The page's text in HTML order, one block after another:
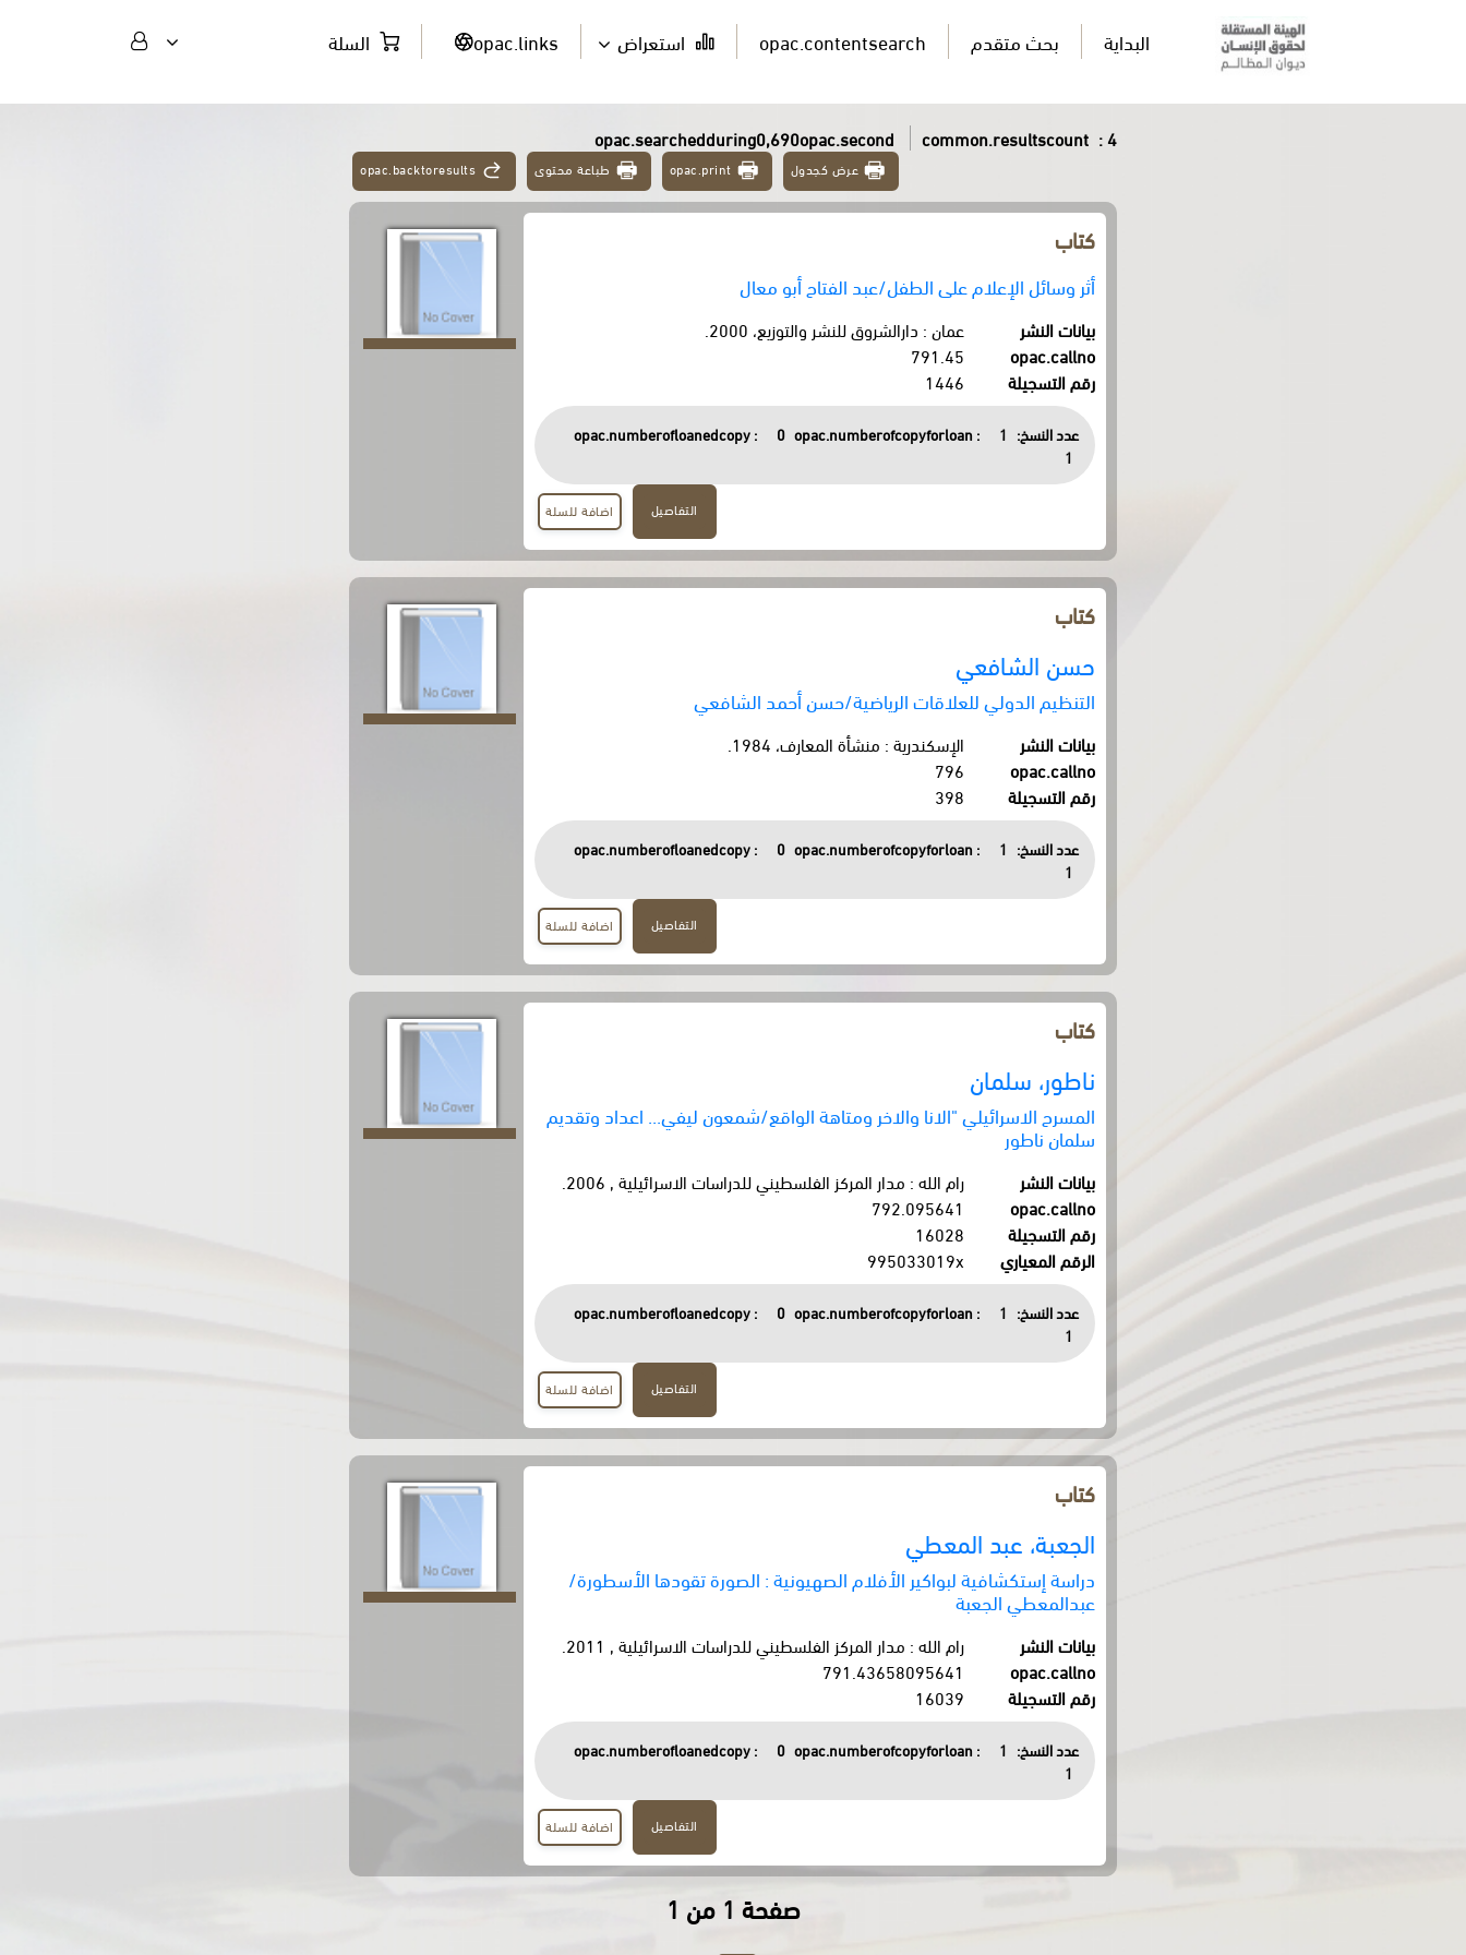
البداية بحث متقدم opac.contentsearch استعراض opac.links السلة
opac.searchedduring0,690opac.second common.resultscount : 4
عرض كجدول opac.print طباعة محتوى opac.backtoresults
كتاب
أثر وسائل الإعلام على الطفل/عبد الفتاح أبو معال
بيانات النشر
عمان : دارالشروق للنشر والتوزيع، 2000.
opac.callno
791.45
رقم التسجيلة
1446
عدد النسخ: 1
opac.numberofloanedcopy : 0 opac.numberofcopyforloan :
1
التفاصيل اضافة للسلة
كتاب
حسن الشافعي
التنظيم الدولي للعلاقات الرياضية/حسن أحمد الشافعي
بيانات النشر
الإسكندرية : منشأة المعارف، 1984.
opac.callno
796
رقم التسجيلة
398
عدد النسخ: 1
opac.numberofloanedcopy : 0 opac.numberofcopyforloan :
1
التفاصيل اضافة للسلة
كتاب
ناطور، سلمان
المسرح الاسرائيلي "الانا والاخر ومتاهة الواقع/شمعون ليفي... اعداد وتقديم
سلمان ناطور
بيانات النشر
رام الله : مدار المركز الفلسطيني للدراسات الاسرائيلية , 2006.
opac.callno
792.095641
رقم التسجيلة
16028
الرقم المعياري
995033019x
عدد النسخ: 1
opac.numberofloanedcopy : 0 opac.numberofcopyforloan :
1
التفاصيل اضافة للسلة
كتاب
الجعبة، عبد المعطي
دراسة إستكشافية لبواكير الأفلام الصهيونية : الصورة تقودها الأسطورة/
عبدالمعطي الجعبة
بيانات النشر
رام الله : مدار المركز الفلسطيني للدراسات الاسرائيلية , 2011.
opac.callno
791.43658095641
رقم التسجيلة
16039
عدد النسخ: 1
opac.numberofloanedcopy : 0 opac.numberofcopyforloan :
1
التفاصيل اضافة للسلة
صفحة 1 من 1